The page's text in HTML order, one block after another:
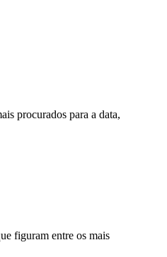
procurados para a data,
figuram entre os mais